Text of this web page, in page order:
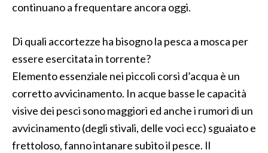
continuano a frequentare ancora oggi.
Di quali accortezze ha bisogno la pesca a mosca per
essere esercitata in torrente?
Elemento essenziale nei piccoli corsi d’acqua è un
corretto avvicinamento. In acque basse le capacità
visive dei pesci sono maggiori ed anche i rumori di un
avvicinamento (degli stivali, delle voci ecc) sguaiato e
frettoloso, fanno intanare subito il pesce. Il